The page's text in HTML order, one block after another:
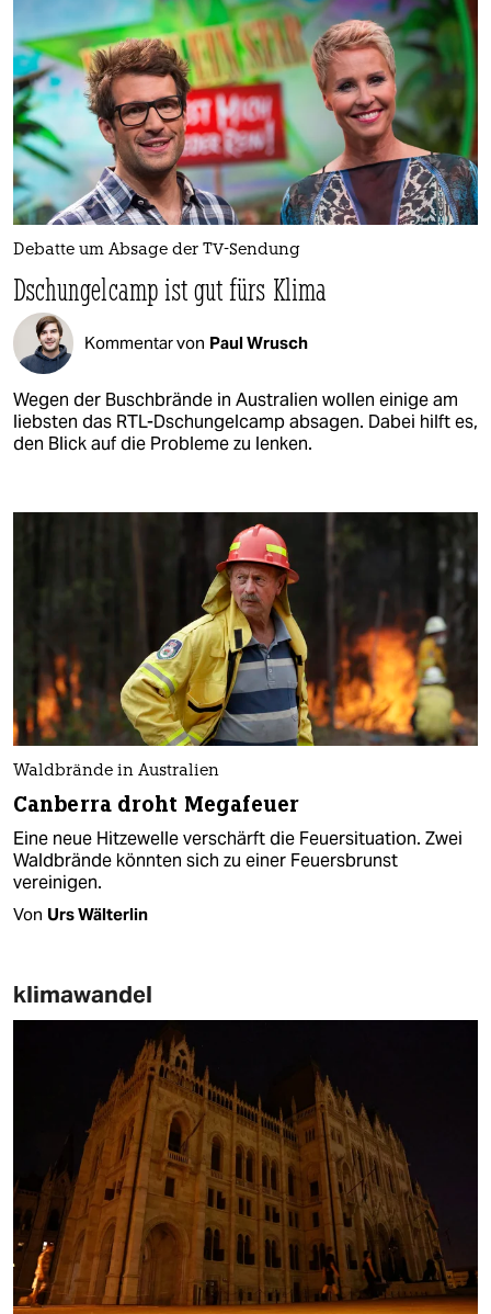
Debatte um Absage der TV-Sendung
Dschungelcamp ist gut fürs Klima
Kommentar von Paul Wrusch
Wegen der Buschbrände in Australien wollen einige am
liebsten das RTL-Dschungelcamp absagen. Dabei hilft es,
den Blick auf die Probleme zu lenken.
Waldbrände in Australien
Canberra droht Megafeuer
Eine neue Hitzewelle verschärft die Feuersituation. Zwei
Waldbrände könnten sich zu einer Feuersbrunst
vereinigen.
Von Urs Wälterlin
klimawandel